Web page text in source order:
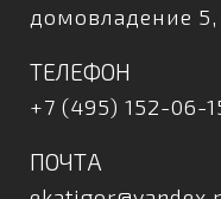
домовладение 5,
ТЕЛЕФОН
+7 (495) 152-06-
ПОЧТА